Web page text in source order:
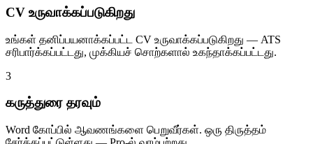
CV உருவாக்கப்படுகிறது
உங்கள் தனிப்பயனாக்கப்பட்ட CV உருவாக்கப்படுகிறது — ATS
சரிபார்க்கப்பட்டது, முக்கியச் சொற்களால் உகந்தாக்கப்பட்டது.
3
கருத்துரை தரவும்
Word கோப்பில் ஆவணங்களை பெறுவீர்கள். ஒரு திருத்தம்